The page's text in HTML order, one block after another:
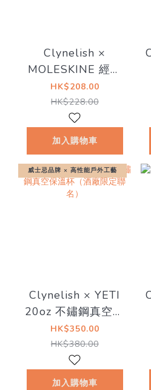
Clynelish ×
MOLESKINE 經典
聯名筆記本（酒廠
限定）
HK$208.00
HK$228.00
加入購物車
威士忌品牌 × 高性能戶外工藝
Clynelish × YETI
20oz 不鏽鋼真空保
溫杯（酒廠限定聯
名）
HK$350.00
HK$380.00
加入購物車